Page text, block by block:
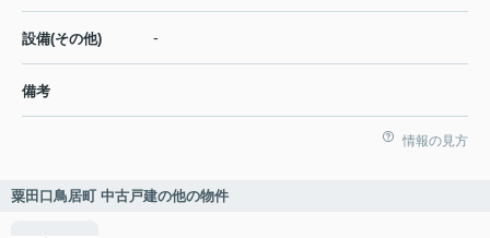
設備(その他) -
備考
情報の見方
粟田口鳥居町 中古戸建の他の物件